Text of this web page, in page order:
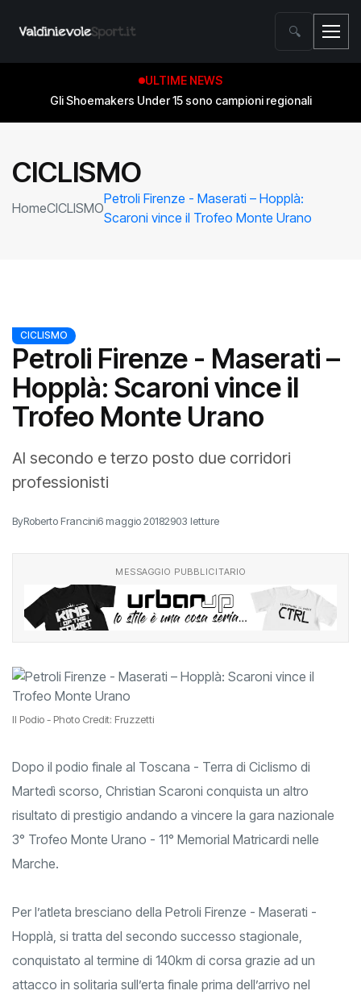
🔍
ULTIME NEWS
Gli Shoemakers Under 15 sono campioni regionali
CICLISMO
HomeCICLISMO
Petroli Firenze - Maserati – Hopplà:
Scaroni vince il Trofeo Monte Urano
CICLISMO
Petroli Firenze - Maserati –
Hopplà: Scaroni vince il
Trofeo Monte Urano
Al secondo e terzo posto due corridori
professionisti
ByRoberto Francini6 maggio 20182903 letture
MESSAGGIO PUBBLICITARIO
Il Podio - Photo Credit: Fruzzetti
Dopo il podio finale al Toscana - Terra di Ciclismo di
Martedì scorso, Christian Scaroni conquista un altro
risultato di prestigio andando a vincere la gara nazionale
3° Trofeo Monte Urano - 11° Memorial Matricardi nelle
Marche.
Per l’atleta bresciano della Petroli Firenze - Maserati -
Hopplà, si tratta del secondo successo stagionale,
conquistato al termine di 140km di corsa grazie ad un
attacco in solitaria sull’erta finale prima dell’arrivo nel